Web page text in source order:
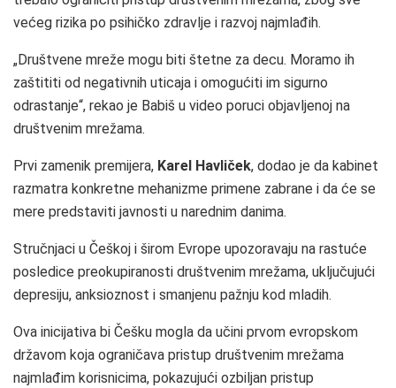
većeg rizika po psihičko zdravlje i razvoj najmlađih.
„Društvene mreže mogu biti štetne za decu. Moramo ih
zaštititi od negativnih uticaja i omogućiti im sigurno
odrastanje“, rekao je Babiš u video poruci objavljenoj na
društvenim mrežama.
Prvi zamenik premijera, Karel Havliček, dodao je da kabinet
razmatra konkretne mehanizme primene zabrane i da će se
mere predstaviti javnosti u narednim danima.
Stručnjaci u Češkoj i širom Evrope upozoravaju na rastuće
posledice preokupiranosti društvenim mrežama, uključujući
depresiju, anksioznost i smanjenu pažnju kod mladih.
Ova inicijativa bi Češku mogla da učini prvom evropskom
državom koja ograničava pristup društvenim mrežama
najmlađim korisnicima, pokazujući ozbiljan pristup